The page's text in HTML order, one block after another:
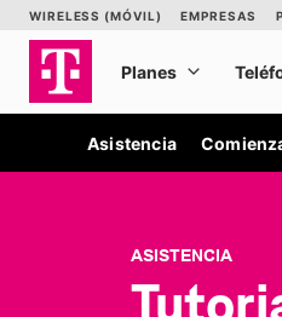
Asistencia
ASISTENCIA